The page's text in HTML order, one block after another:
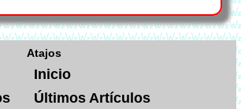
Atajos
Inicio
Últimos Artículos